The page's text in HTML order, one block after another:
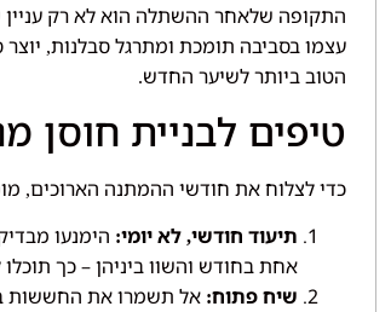
התקופה שלאחר ההשתלה הוא לא רק
עצמו בסביבה תומכת ומתרגל סבלנות,
הטוב ביותר לשיער החדש.
טיפים לבניית
כדי לצלוח את חודשי ההמתנה הארוכים,
תיעוד חודשי, לא יומי: הימנעו
אחת בחודש והשוו ביניהן – כך
שיח פתוח: אל תשמרו את החששות